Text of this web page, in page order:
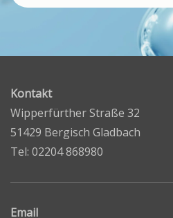
Kontakt
Wipperfürther Straße 32
51429 Bergisch Gladbach
Tel: 02204 868980
Email